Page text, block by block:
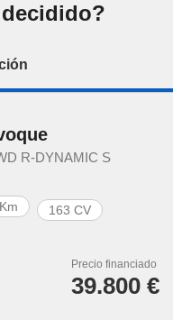
R-DYNAMIC S
163 CV
Precio financiado
39.800 €